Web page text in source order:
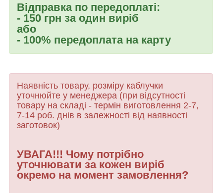
Відправка по передоплаті:
- 150 грн за один виріб
або
- 100% передоплата на карту
Наявність товару, розміру каблучки
уточнюйте у менеджера (при відсутності
товару на складі - термін виготовлення 2-7,
7-14 роб. днів в залежності від наявності
заготовок)
УВАГА!!! Чому потрібно
уточнювати за кожен виріб
окремо на момент замовлення?